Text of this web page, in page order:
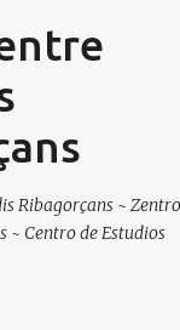
al contingut
Ribagorçans ~ Zentro
~ Centro de Estudios